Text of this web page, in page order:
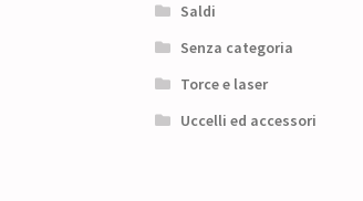
Saldi
Senza categoria
Torce e laser
Uccelli ed accessori